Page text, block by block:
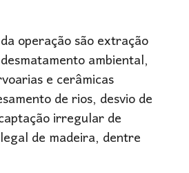
operação são extração
ambiental,
e cerâmicas
de rios, desvio de
irregular de
de madeira, dentre